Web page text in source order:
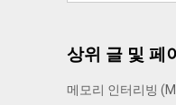
상위 글 및 페
메모리 인터리빙